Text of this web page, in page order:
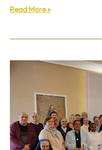
Read More »
Adviento
de
la
CONFER